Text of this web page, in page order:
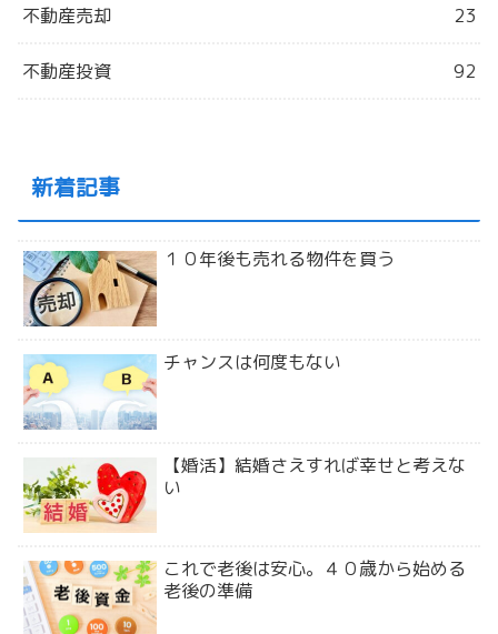
不動産売却 23
不動産投資 92
新着記事
１０年後も売れる物件を買う
チャンスは何度もない
【婚活】結婚さえすれば幸せと考えな
い
これで老後は安心。４０歳から始める
老後の準備